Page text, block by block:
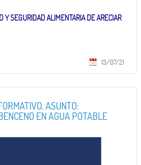
Y SEGURIDAD ALIMENTARIA DE ARECIAR
13/07/21
ASUNTO:
EN AGUA POTABLE